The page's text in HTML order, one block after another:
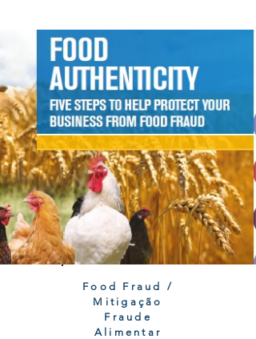
Food Fraud /
Mitigação
Fraude
Alimentar